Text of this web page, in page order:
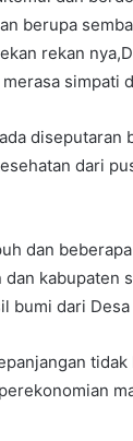
berupa
rekan
simpati
diseputaran
dari
dan
dan kabupaten
bumi dari